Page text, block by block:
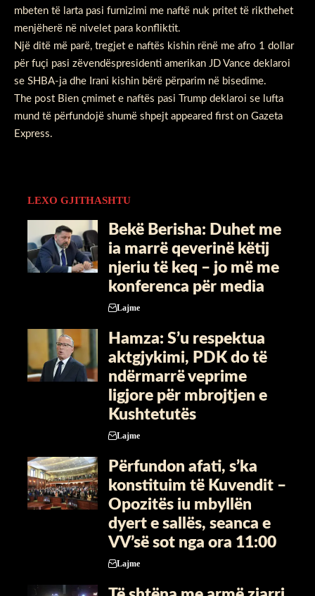
mbeten të larta pasi furnizimi me naftë nuk pritet të rikthehet
menjëherë në nivelet para konfliktit.
Një ditë më parë, tregjet e naftës kishin rënë me afro 1 dollar
për fuçi pasi zëvendëspresidenti amerikan JD Vance deklaroi
se SHBA-ja dhe Irani kishin bërë përparim në bisedime.
The post Bien çmimet e naftës pasi Trump deklaroi se lufta
mund të përfundojë shumë shpejt appeared first on Gazeta
Express.
LEXO GJITHASHTU
Bekë Berisha: Duhet me
ia marrë qeverinë këtij
njeriu të keq – jo më me
konferenca për media
Lajme
Hamza: S’u respektua
aktgjykimi, PDK do të
ndërmarrë veprime
ligjore për mbrojtjen e
Kushtetutës
Lajme
Përfundon afati, s’ka
konstituim të Kuvendit –
Opozitës iu mbyllën
dyert e sallës, seanca e
VV’së sot nga ora 11:00
Lajme